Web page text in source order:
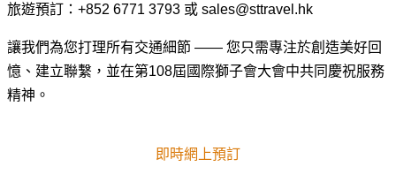
旅遊預訂：+852 6771 3793 或 sales@sttravel.hk
讓我們為您打理所有交通細節 —— 您只需專注於創造美好回
憶、建立聯繫，並在第108屆國際獅子會大會中共同慶祝服務
精神。
即時網上預訂